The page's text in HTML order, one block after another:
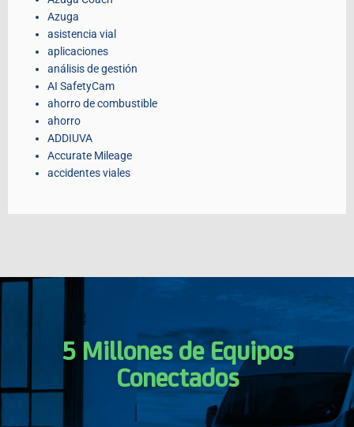
Azuga
asistencia vial
aplicaciones
análisis de gestión
AI SafetyCam
ahorro de combustible
ahorro
ADDIUVA
Accurate Mileage
accidentes viales
5 Millones de Equipos
Conectados